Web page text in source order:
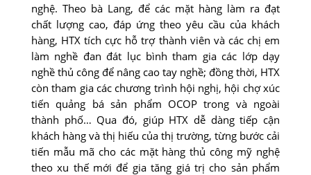
nghệ. Theo bà Lang, để các mặt hàng làm ra đạt
chất lượng cao, đáp ứng theo yêu cầu của khách
hàng, HTX tích cực hỗ trợ thành viên và các chị em
làm nghề đan đát lục bình tham gia các lớp dạy
nghề thủ công để nâng cao tay nghề; đồng thời, HTX
còn tham gia các chương trình hội nghị, hội chợ xúc
tiến quảng bá sản phẩm OCOP trong và ngoài
thành phố… Qua đó, giúp HTX dễ dàng tiếp cận
khách hàng và thị hiếu của thị trường, từng bước cải
tiến mẫu mã cho các mặt hàng thủ công mỹ nghệ
theo xu thế mới để gia tăng giá trị cho sản phẩm